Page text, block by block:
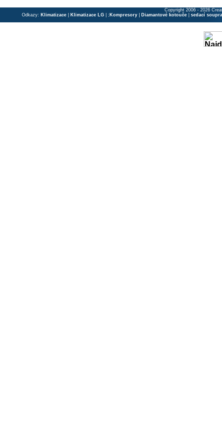
Copyright 2006 - 2026
Odkazy: Klimatizace Klimatizace LG | ; Kompresory Diamantové kotouče sedací